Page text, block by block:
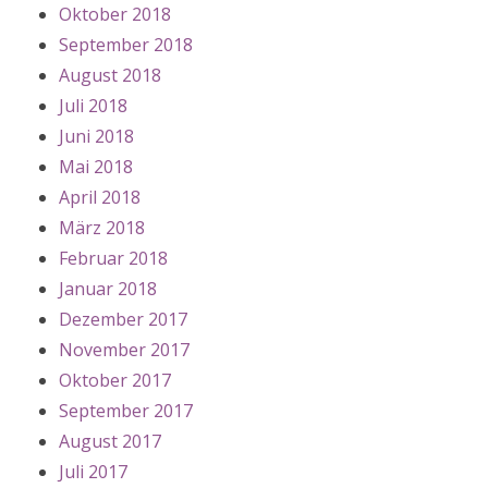
Oktober 2018
September 2018
August 2018
Juli 2018
Juni 2018
Mai 2018
April 2018
März 2018
Februar 2018
Januar 2018
Dezember 2017
November 2017
Oktober 2017
September 2017
August 2017
Juli 2017